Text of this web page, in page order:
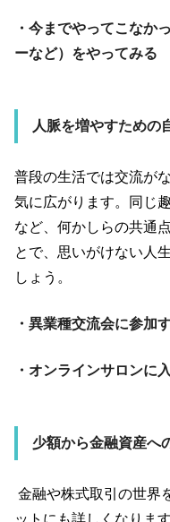
・今までやってこなか
ーなど）をやってみる
人脈を増やすための
普段の生活では交流が
気に広がります。同じ
など、何かしらの共通
とで、思いがけない人
しょう。
・異業種交流会に参加
・オンラインサロンに
少額から金融資産へ
金融や株式取引の世界
ットにも詳しくなりま